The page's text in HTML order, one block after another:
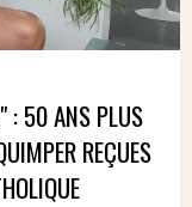
: 50 ANS PLUS
REÇUES